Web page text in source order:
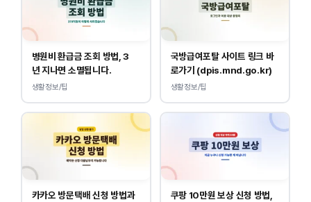
병원비 환급금 조회 방법, 3
년 지나면 소멸됩니다.
생활정보/팁
국방급여포탈 사이트 링크 바
로가기 (dpis.mnd.go.kr)
생활정보/팁
카카오 방문택배 신청 방법과
쿠팡 10만원 보상 신청 방법,